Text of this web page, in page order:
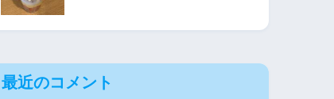
最近のコメント